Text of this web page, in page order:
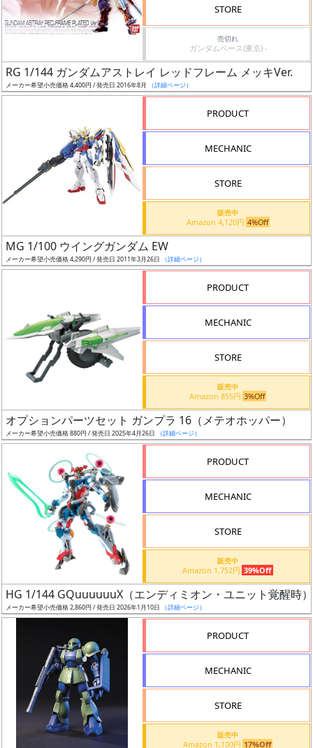
ス
ケ
ル
ー
ズ・
況
売
含
む
抽
選
STORE
売切れ
ガンダムベース(東京) -
RG 1/144 ガンダムアストレイ レッドフレーム メッキVer.
メーカー希望小売価格 4,400円 / 発売日 2016年8月 （詳細ページ）
PRODUCT
MECHANIC
STORE
販売中
Amazon 4,120円 4%Off
MG 1/100 ウイングガンダム EW
メーカー希望小売価格 4,290円 / 発売日 2011年3月26日 （詳細ページ）
PRODUCT
MECHANIC
STORE
販売中
Amazon 855円 3%Off
オプションパーツセット ガンプラ 16（メテオホッパー）
メーカー希望小売価格 880円 / 発売日 2025年4月26日 （詳細ページ）
PRODUCT
MECHANIC
STORE
販売中
Amazon 1,752円 39%Off
HG 1/144 GQuuuuuuX（エンディミオン・ユニット覚醒時）
メーカー希望小売価格 2,860円 / 発売日 2026年1月10日 （詳細ページ）
PRODUCT
MECHANIC
STORE
販売中
Amazon 1,100円 17%Off